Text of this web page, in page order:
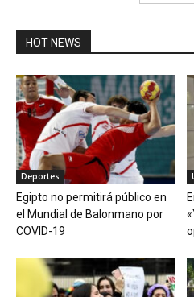
HOT NEWS
Deportes
Egipto no permitirá público en
el Mundial de Balonmano por
COVID-19